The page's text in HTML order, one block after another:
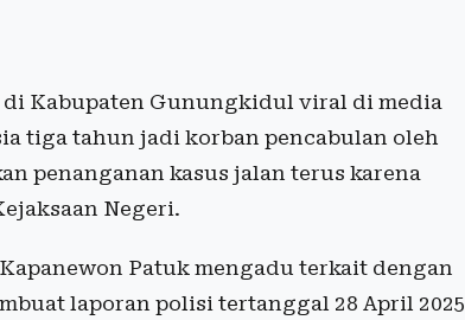
Kabupaten Gunungkidul viral di media
tiga tahun jadi korban pencabulan oleh
penanganan kasus jalan terus karena
Negeri.
Patuk mengadu terkait dengan
laporan polisi tertanggal 28 April 2025